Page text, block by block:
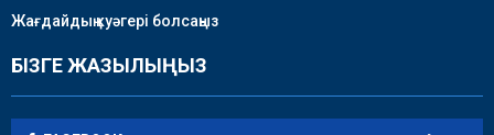
Жағдайдың куәгері болсаңыз
БІЗГЕ ЖАЗЫЛЫҢЫЗ